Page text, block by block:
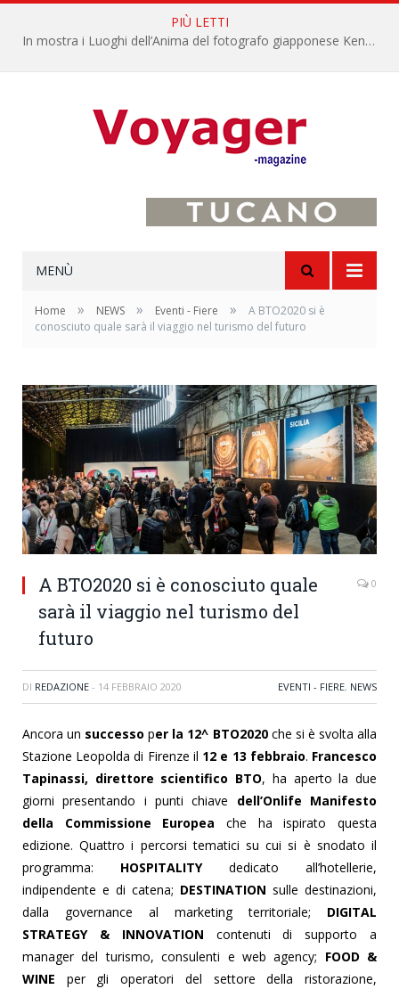
PIÙ LETTI
In mostra i Luoghi dell’Anima del fotografo giapponese Kenro Izu
MENÙ
Home » NEWS » Eventi - Fiere »
A BTO2020 si è
conosciuto quale sarà il viaggio nel turismo del futuro
A BTO2020 si è conosciuto quale
sarà il viaggio nel turismo del
futuro
0
DI REDAZIONE - 14 FEBBRAIO 2020 EVENTI - FIERE, NEWS
Ancora un successoper la 12^ BTO2020che si è svolta alla
Stazione Leopolda di Firenze il 12 e 13 febbraio. Francesco
Tapinassi, direttore scientifico BTO, ha aperto la due
giorni presentando i punti chiave dell’Onlife Manifesto
della Commissione Europea che ha ispirato questa
edizione. Quattro i percorsi tematici su cui si è snodato il
programma: HOSPITALITY dedicato all’hotellerie,
indipendente e di catena; DESTINATION sulle destinazioni,
dalla governance al marketing territoriale; DIGITAL
STRATEGY & INNOVATION contenuti di supporto a
manager del turismo, consulenti e web agency; FOOD &
WINE per gli operatori del settore della ristorazione,